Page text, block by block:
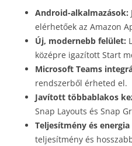
Android-alkalmazások:
elérhetőek az Amazon
Új, modernebb felület:
középre igazított Start
Microsoft Teams
rendszerből érheted el.
Javított többablakos
Snap Layouts és Snap
Teljesítmény és
teljesítmény és